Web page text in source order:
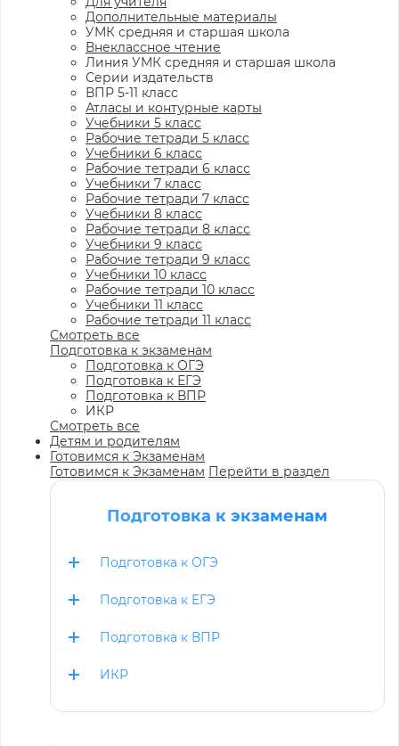
Дополнительные материалы
УМК средняя и старшая школа
Внеклассное чтение
Линия УМК средняя и старшая школа
Серии издательств
ВПР 5-11 класс
Атласы и контурные карты
Учебники 5 класс
Рабочие тетради 5 класс
Учебники 6 класс
Рабочие тетради 6 класс
Учебники 7 класс
Рабочие тетради 7 класс
Учебники 8 класс
Рабочие тетради 8 класс
Учебники 9 класс
Рабочие тетради 9 класс
Учебники 10 класс
Рабочие тетради 10 класс
Учебники 11 класс
Рабочие тетради 11 класс
Смотреть все
Подготовка к экзаменам
Подготовка к ОГЭ
Подготовка к ЕГЭ
Подготовка к ВПР
ИКР
Смотреть все
Детям и родителям
Готовимся к Экзаменам
Готовимся к Экзаменам Перейти в раздел
Подготовка к экзаменам
Подготовка к ОГЭ
Подготовка к ЕГЭ
Подготовка к ВПР
ИКР